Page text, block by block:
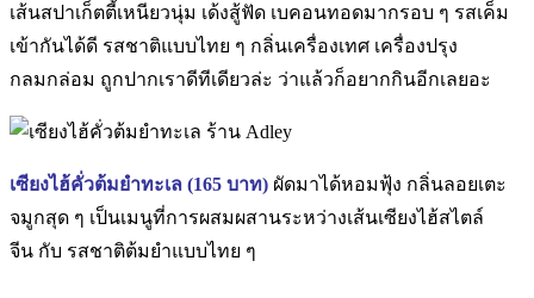
เส้นสปาเก็ตตี้เหนียวนุ่ม เด้งสู้ฟัด เบคอนทอดมากรอบ ๆ รสเค็ม
เข้ากันได้ดี รสชาติแบบไทย ๆ กลิ่นเครื่องเทศ เครื่องปรุง
กลมกล่อม ถูกปากเราดีทีเดียวล่ะ ว่าแล้วก็อยากกินอีกเลยอะ
เซียงไฮ้คั่วต้มยำทะเล (165 บาท) ผัดมาได้หอมฟุ้ง กลิ่นลอยเตะ
จมูกสุด ๆ เป็นเมนูที่การผสมผสานระหว่างเส้นเซียงไฮ้สไตล์
จีน กับ รสชาติต้มยำแบบไทย ๆ